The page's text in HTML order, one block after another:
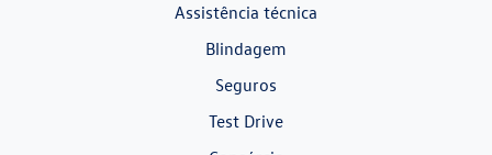
Assistência técnica
Blindagem
Seguros
Test Drive